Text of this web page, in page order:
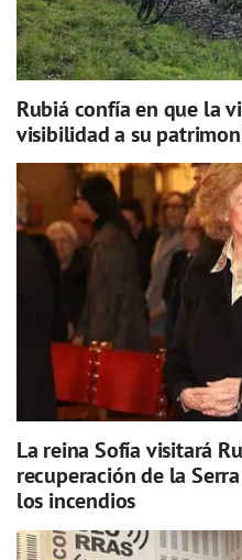
Rubiá confía en que la
visibilidad a su
La reina Sofía visitará
recuperación de la
los incendios